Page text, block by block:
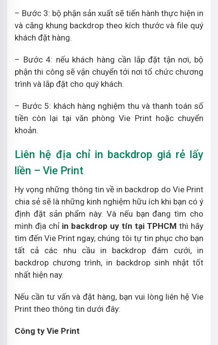
– Bước 3: bộ phận sản xuất sẽ tiến hành thực hiện in
và căng khung backdrop theo kích thước và file quý
khách đặt hàng.
– Bước 4: nếu khách hàng cần lắp đặt tận nơi, bộ
phận thi công sẽ vận chuyển tới nơi tổ chức chương
trình và lắp đặt cho quý khách.
– Bước 5: khách hàng nghiệm thu và thanh toán số
tiền còn lại tại văn phòng Vie Print hoặc chuyển
khoản.
Liên hệ địa chỉ in backdrop giá rẻ lấy
liền – Vie Print
Hy vọng những thông tin về in backdrop do Vie Print
chia sẻ sẽ là những kinh nghiệm hữu ích khi bạn có ý
định đặt sản phẩm này. Và nếu bạn đang tìm cho
mình địa chỉ in backdrop uy tín tại TPHCM thì hãy
tìm đến Vie Print ngay, chúng tôi tự tin phục cho bạn
tất cả các nhu cầu in backdrop đám cưới, in
backdrop chương trình, in backdrop sinh nhật tốt
nhất hiện nay.
Nếu cần tư vấn và đặt hàng, bạn vui lòng liên hệ Vie
Print theo thông tin dưới đây:
Công ty Vie Print